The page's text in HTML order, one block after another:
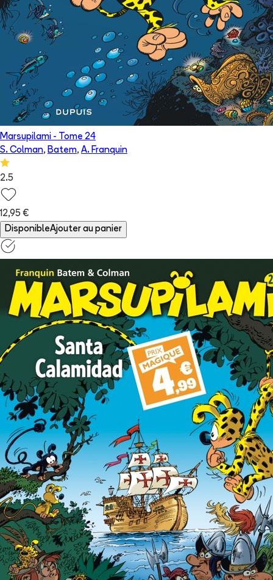
Marsupilami - Tome 24
S. Colman, Batem, A. Franquin
2.5
12,95 €
DisponibleAjouter au panier